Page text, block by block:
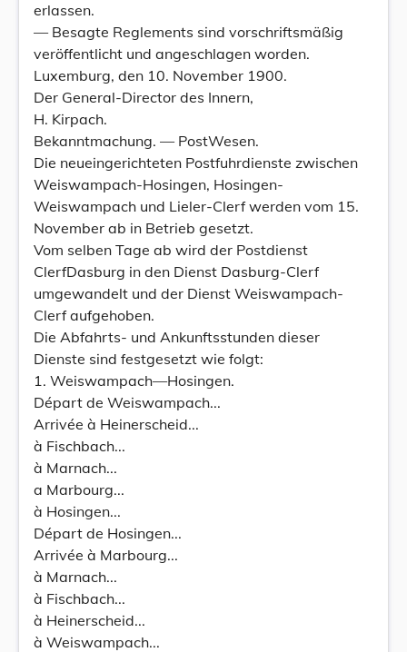
erlassen.
— Besagte Reglements sind vorschriftsmäßig
veröffentlicht und angeschlagen worden.
Luxemburg, den 10. November 1900.
Der General-Director des Innern,
H. Kirpach.
Bekanntmachung. — PostWesen.
Die neueingerichteten Postfuhrdienste zwischen
Weiswampach-Hosingen, Hosingen-
Weiswampach und Lieler-Clerf werden vom 15.
November ab in Betrieb gesetzt.
Vom selben Tage ab wird der Postdienst
ClerfDasburg in den Dienst Dasburg-Clerf
umgewandelt und der Dienst Weiswampach-
Clerf aufgehoben.
Die Abfahrts- und Ankunftsstunden dieser
Dienste sind festgesetzt wie folgt:
1. Weiswampach—Hosingen.
Départ de Weiswampach...
Arrivée à Heinerscheid...
à Fischbach...
à Marnach...
a Marbourg...
à Hosingen...
Départ de Hosingen...
Arrivée à Marbourg...
à Marnach...
à Fischbach...
à Heinerscheid...
à Weiswampach...